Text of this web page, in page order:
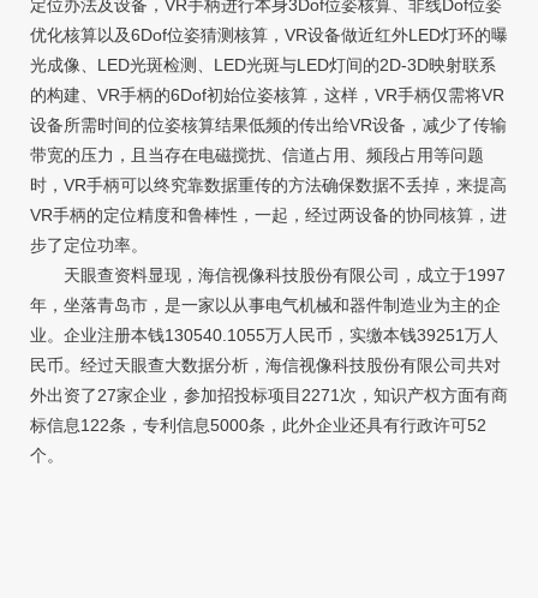
定位办法及设备，VR手柄进行本身3Dof位姿核算、非线Dof位姿
优化核算以及6Dof位姿猜测核算，VR设备做近红外LED灯环的曝
光成像、LED光斑检测、LED光斑与LED灯间的2D-3D映射联系
的构建、VR手柄的6Dof初始位姿核算，这样，VR手柄仅需将VR
设备所需时间的位姿核算结果低频的传出给VR设备，减少了传输
带宽的压力，且当存在电磁搅扰、信道占用、频段占用等问题
时，VR手柄可以终究靠数据重传的方法确保数据不丢掉，来提高
VR手柄的定位精度和鲁棒性，一起，经过两设备的协同核算，进
步了定位功率。
天眼查资料显现，海信视像科技股份有限公司，成立于1997
年，坐落青岛市，是一家以从事电气机械和器件制造业为主的企
业。企业注册本钱130540.1055万人民币，实缴本钱39251万人
民币。经过天眼查大数据分析，海信视像科技股份有限公司共对
外出资了27家企业，参加招投标项目2271次，知识产权方面有商
标信息122条，专利信息5000条，此外企业还具有行政许可52
个。